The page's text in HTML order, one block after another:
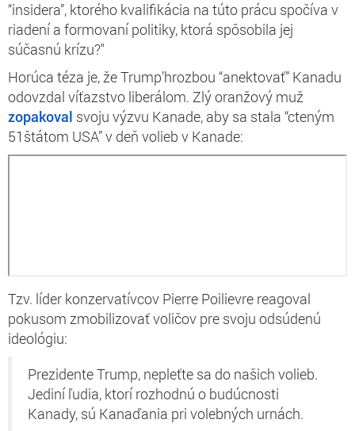
“insidera”, ktorého kvalifikácia na túto prácu spočíva v
riadení a formovaní politiky, ktorá spôsobila jej
súčasnú krízu?"
Horúca téza je, že Trump’hrozbou “anektovať” Kanadu
odovzdal víťazstvo liberálom. Zlý oranžový muž
zopakoval svoju výzvu Kanade, aby sa stala “cteným
51 štátom USA” v deň volieb v Kanade:
Tzv. líder konzervatívcov Pierre Poilievre reagoval
pokusom zmobilizovať voličov pre svoju odsúdenú
ideológiu:
Prezidente Trump, nepleťte sa do našich volieb.
Jediní ľudia, ktorí rozhodnú o budúcnosti
Kanady, sú Kanaďania pri volebných urnách.